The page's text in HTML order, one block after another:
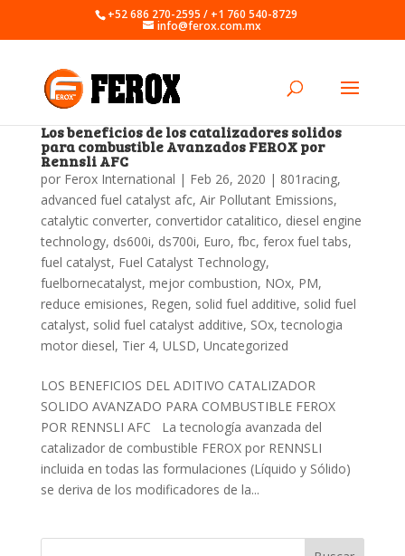
+52 686 270-2595 / +1 760 540-8729
info@ferox.com.mx
Los beneficios de los catalizadores solidos
para combustible Avanzados FEROX por
Rennsli AFC
por Ferox International | Feb 26, 2020 | 801racing,
advanced fuel catalyst afc, Air Pollutant Emissions,
catalytic converter, convertidor catalitico, diesel engine
technology, ds600i, ds700i, Euro, fbc, ferox fuel tabs,
fuel catalyst, Fuel Catalyst Technology,
fuelbornecatalyst, mejor combustion, NOx, PM,
reduce emisiones, Regen, solid fuel additive, solid fuel
catalyst, solid fuel catalyst additive, SOx,tecnologia
motor diesel, Tier 4, ULSD, Uncategorized
LOS BENEFICIOS DEL ADITIVO CATALIZADOR
SOLIDO AVANZADO PARA COMBUSTIBLE FEROX
POR RENNSLI AFC La tecnología avanzada del
catalizador de combustible FEROX por RENNSLI
incluida en todas las formulaciones (Líquido y Sólido)
se deriva de los modificadores de la...